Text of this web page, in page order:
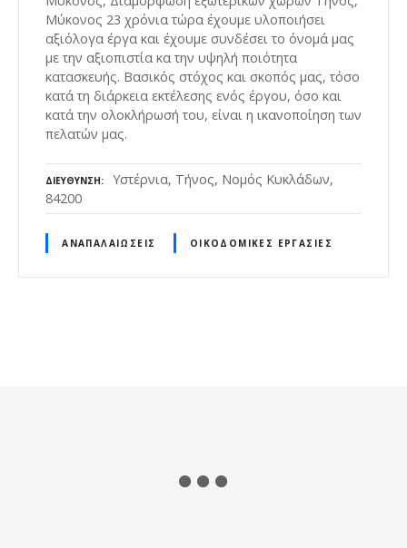
Μύκονος 23 χρόνια τώρα έχουμε υλοποιήσει
αξιόλογα έργα και έχουμε συνδέσει το όνομά μας
με την αξιοπιστία κα την υψηλή ποιότητα
κατασκευής. Βασικός στόχος και σκοπός μας, τόσο
κατά τη διάρκεια εκτέλεσης ενός έργου, όσο και
κατά την ολοκλήρωσή του, είναι η ικανοποίηση των
πελατών μας.
ΔΙΕΎΘΥΝΣΗ
Υστέρνια, Τήνος, Νομός Κυκλάδων,
84200
ΑΝΑΠΑΛΑΙΏΣΕΙΣ ΟΙΚΟΔΟΜΙΚΈΣ ΕΡΓΑΣΊΕΣ